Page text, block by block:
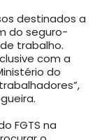
destinados a
do seguro-
trabalho.
com a
do
FGTS na